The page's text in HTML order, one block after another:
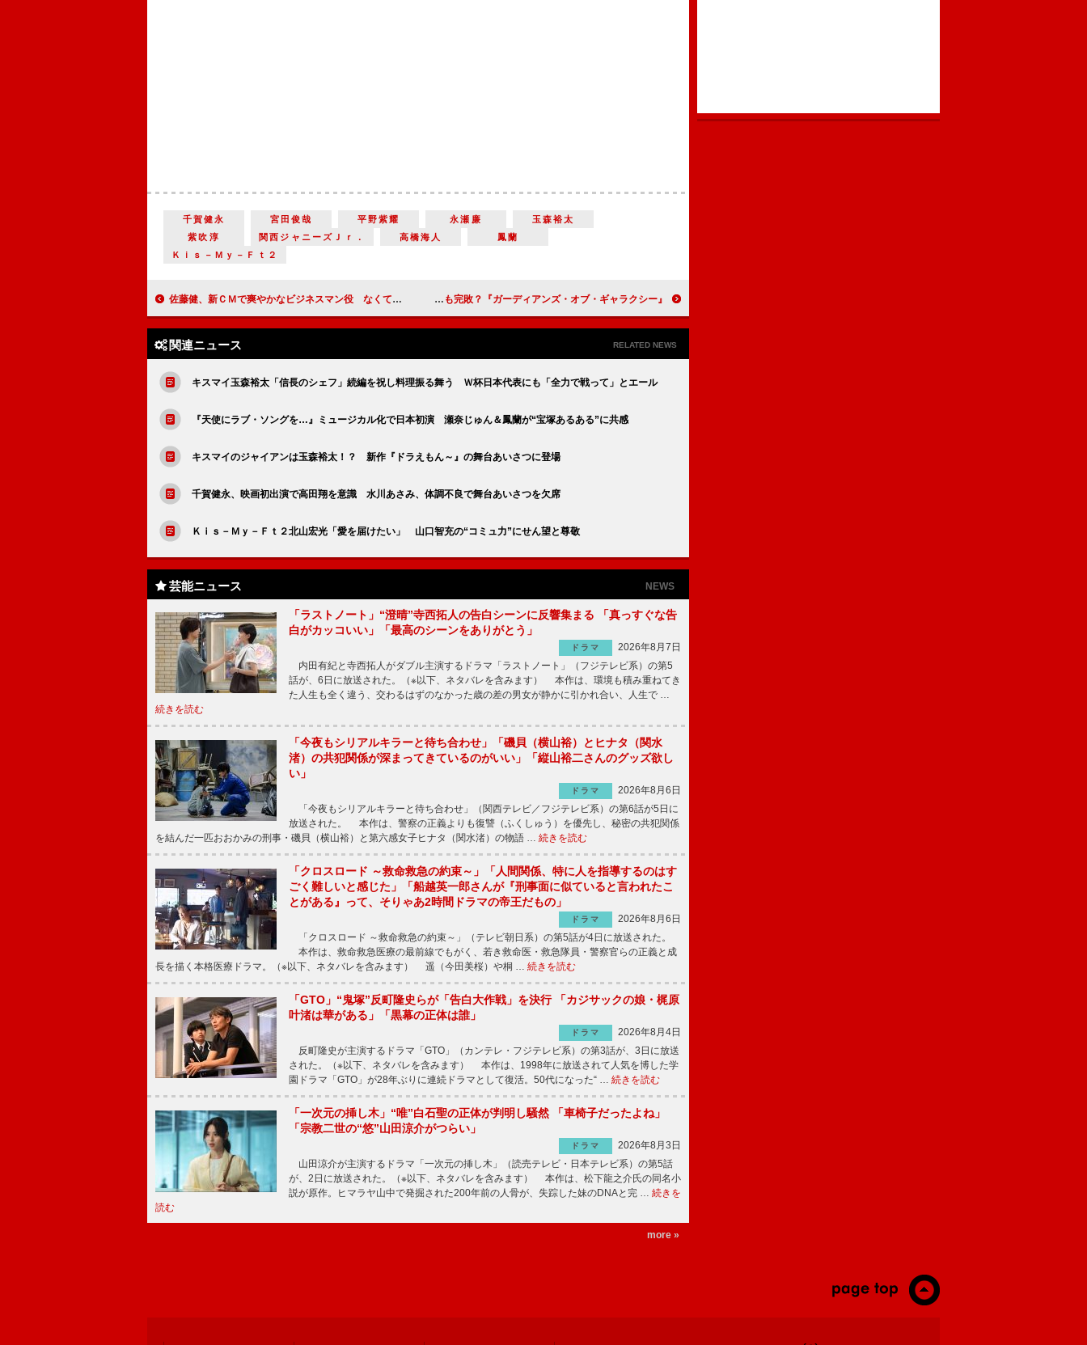
千賀健永 宮田俊哉 平野紫耀 永瀬廉
玉森裕太
紫吹淳
関西ジャニーズＪｒ． 高橋海人
鳳蘭
Ｋｉｓ－Ｍｙ－Ｆｔ２
佐藤健、新ＣＭで爽やかなビジネスマン役 なくてはならない仕事のパートナーは「楽しい仲間」 山寺宏一、「一大ブームが来ます」 『アナ雪』も完敗？『ガーディアンズ・オブ・ギャラクシー』
関連ニュース RELATED NEWS
キスマイ玉森裕太「信長のシェフ」続編を祝し料理振る舞う Ｗ杯日本代表にも「全力で戦って」とエール
『天使にラブ・ソングを…』ミュージカル化で日本初演 瀬奈じゅん＆鳳蘭が“宝塚あるある”に共感
キスマイのジャイアンは玉森裕太！？ 新作『ドラえもん～』の舞台あいさつに登場
千賀健永、映画初出演で高田翔を意識 水川あさみ、体調不良で舞台あいさつを欠席
Ｋｉｓ－Ｍｙ－Ｆｔ２北山宏光「愛を届けたい」 山口智充の“コミュ力”にせん望と尊敬
芸能ニュース NEWS
「ラストノート」“澄晴”寺西拓人の告白シーンに反響集まる 「真っすぐな告
白がカッコいい」「最高のシーンをありがとう」
ドラマ
2026年8月7日
内田有紀と寺西拓人がダブル主演するドラマ「ラストノート」（フジテレビ系）の第5
話が、6日に放送された。（※以下、ネタバレを含みます） 本作は、環境も積み重ねてき
た人生も全く違う、交わるはずのなかった歳の差の男女が静かに引かれ合い、人生で …
続きを読む
「今夜もシリアルキラーと待ち合わせ」「磯貝（横山裕）とヒナタ（関水
渚）の共犯関係が深まってきているのがいい」「縦山裕二さんのグッズ欲し
い」
ドラマ
2026年8月6日
「今夜もシリアルキラーと待ち合わせ」（関西テレビ／フジテレビ系）の第6話が5日に
放送された。 本作は、警察の正義よりも復讐（ふくしゅう）を優先し、秘密の共犯関係
を結んだ一匹おおかみの刑事・磯貝（横山裕）と第六感女子ヒナタ（関水渚）の物語 … 続きを読む
「クロスロード ～救命救急の約束～」「人間関係、特に人を指導するのはす
ごく難しいと感じた」「船越英一郎さんが『刑事面に似ていると言われたこ
とがある』って、そりゃあ2時間ドラマの帝王だもの」
ドラマ
2026年8月6日
「クロスロード ～救命救急の約束～」（テレビ朝日系）の第5話が4日に放送された。
本作は、救命救急医療の最前線でもがく、若き救命医・救急隊員・警察官らの正義と成
長を描く本格医療ドラマ。（※以下、ネタバレを含みます） 遥（今田美桜）や桐 … 続きを読む
「GTO」“鬼塚”反町隆史らが「告白大作戦」を決行 「カジサックの娘・梶原
叶渚は華がある」「黒幕の正体は誰」
ドラマ
2026年8月4日
反町隆史が主演するドラマ「GTO」（カンテレ・フジテレビ系）の第3話が、3日に放送
された。（※以下、ネタバレを含みます） 本作は、1998年に放送されて人気を博した学
園ドラマ「GTO」が28年ぶりに連続ドラマとして復活。50代になった“ … 続きを読む
「一次元の挿し木」“唯”白石聖の正体が判明し騒然 「車椅子だったよね」
「宗教二世の“悠”山田涼介がつらい」
ドラマ
2026年8月3日
山田涼介が主演するドラマ「一次元の挿し木」（読売テレビ・日本テレビ系）の第5話
が、2日に放送された。（※以下、ネタバレを含みます） 本作は、松下龍之介氏の同名小
説が原作。ヒマラヤ山中で発掘された200年前の人骨が、失踪した妹のDNAと完 … 続きを
読む
more »